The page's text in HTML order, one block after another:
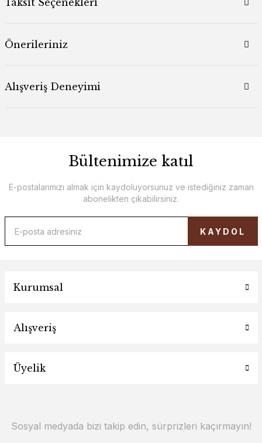
Önerileriniz
Alışveriş Deneyimi
Bültenimize katıl
E-postalarımızı almak için kaydoluyorsunuz ve istediğiniz zaman
abonelikten çıkabilirsiniz.
KAYDOL
Kurumsal
Alışveriş
Üyelik
Sosyal medyada bizi takip edin, sürprizleri kaçırmayın!